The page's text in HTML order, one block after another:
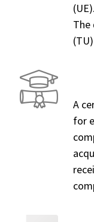
(UE).
The
A
for